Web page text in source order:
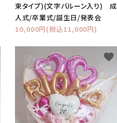
束タイプ)(文字バルーン入り) 成
人式/卒業式/誕生日/発表会
10,000円(税込11,000円)
favorite